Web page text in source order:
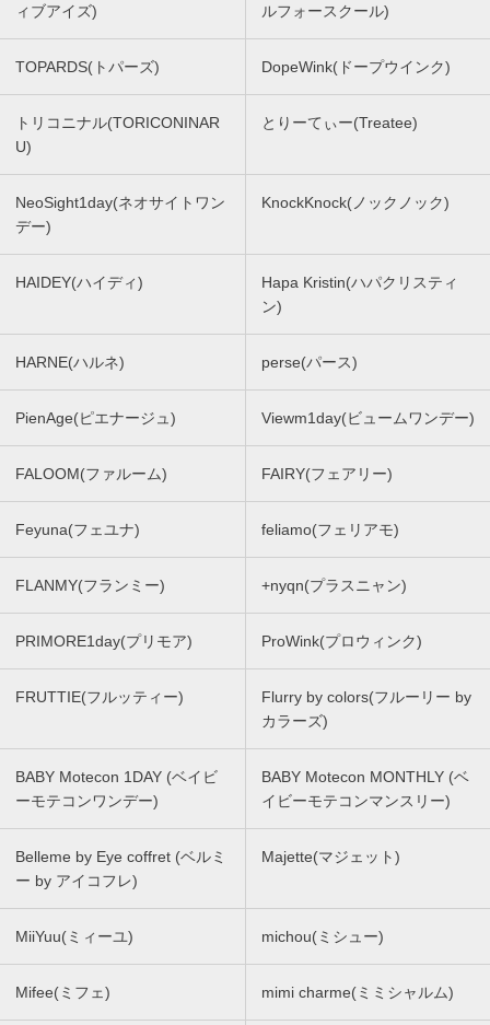
ィブアイズ)
ルフォースクール)
TOPARDS(トパーズ) DopeWink(ドープウインク)
トリコニナル(TORICONINAR
U)
とりーてぃー(Treatee)
NeoSight1day(ネオサイトワン
デー)
KnockKnock(ノックノック)
HAIDEY(ハイディ)
Hapa Kristin(ハパクリスティ
ン)
HARNE(ハルネ) perse(パース)
PienAge(ピエナージュ) Viewm1day(ビュームワンデー)
FALOOM(ファルーム) FAIRY(フェアリー)
Feyuna(フェユナ) feliamo(フェリアモ)
FLANMY(フランミー) +nyqn(プラスニャン)
PRIMORE1day(プリモア) ProWink(プロウィンク)
FRUTTIE(フルッティー)
Flurry by colors(フルーリー by
カラーズ)
BABY Motecon 1DAY (ベイビ
ーモテコンワンデー)
BABY Motecon MONTHLY (ベ
イビーモテコンマンスリー)
Belleme by Eye coffret (ベルミ
ー by アイコフレ)
Majette(マジェット)
MiiYuu(ミィーユ) michou(ミシュー)
Mifee(ミフェ) mimi charme(ミミシャルム)